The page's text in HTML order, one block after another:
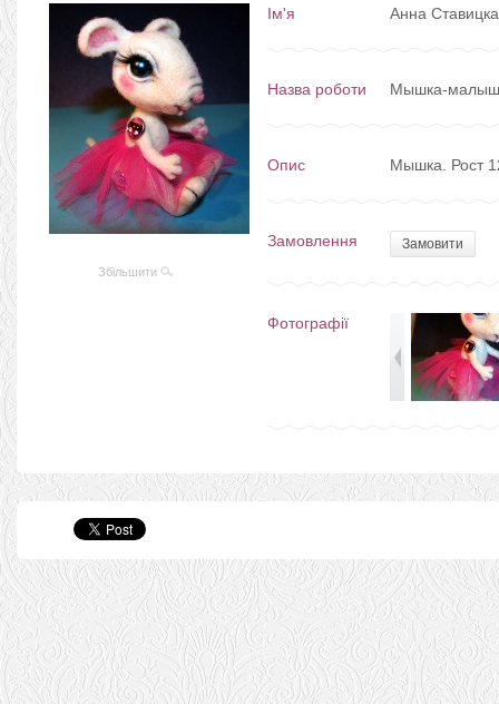
Збільшити
Ім'я Анна
Назва роботи Мышка-
Опис Мышка. Рост
Замовлення Замовити
Фотографії